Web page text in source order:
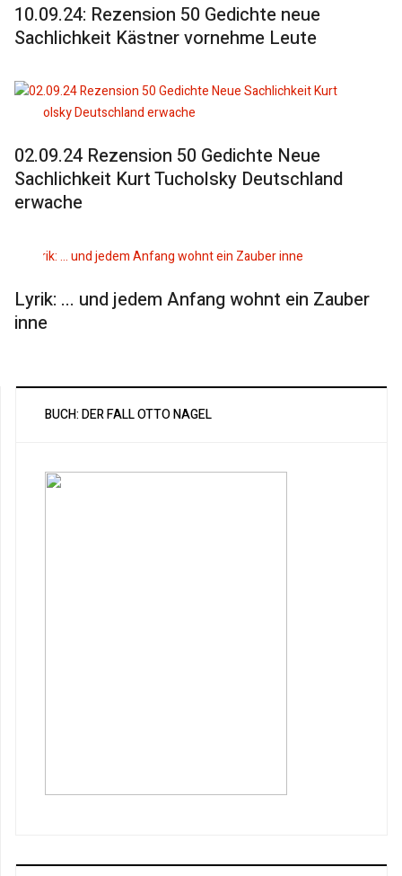
10.09.24: Rezension 50 Gedichte neue
Sachlichkeit Kästner vornehme Leute
02.09.24 Rezension 50 Gedichte Neue
Sachlichkeit Kurt Tucholsky Deutschland
erwache
Lyrik: ... und jedem Anfang wohnt ein Zauber
inne
BUCH: DER FALL OTTO NAGEL